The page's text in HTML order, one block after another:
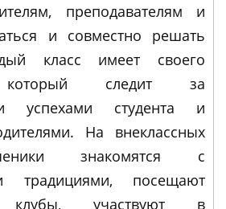
преподавателям и
и совместно решать
класс имеет своего
который следит за
успехами студента и
На внеклассных
знакомятся с
традициями, посещают
клубы, участвуют в